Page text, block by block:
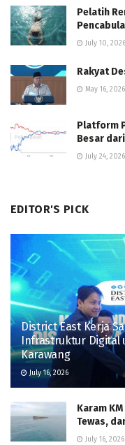
Pelatih
July 10, 2026
Rakyat
May 16, 2026
Platform
Besar
July 24, 2026
EDITOR'S PICK
District East Kerja
Infrastruktur Digital
Karawang
July 16, 2026
Karam
Tewas,
July 16, 2026